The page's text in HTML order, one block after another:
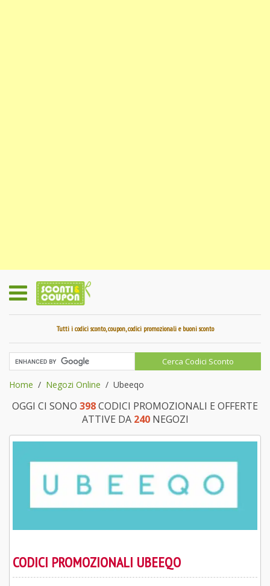
Tutti i codici sconto, coupon, codici promozionali e buoni sconto
Home Negozi Online Ubeeqo
OGGI CI SONO 398CODICI PROMOZIONALI E OFFERTE
ATTIVE DA 240NEGOZI
CODICI PROMOZIONALI UBEEQO